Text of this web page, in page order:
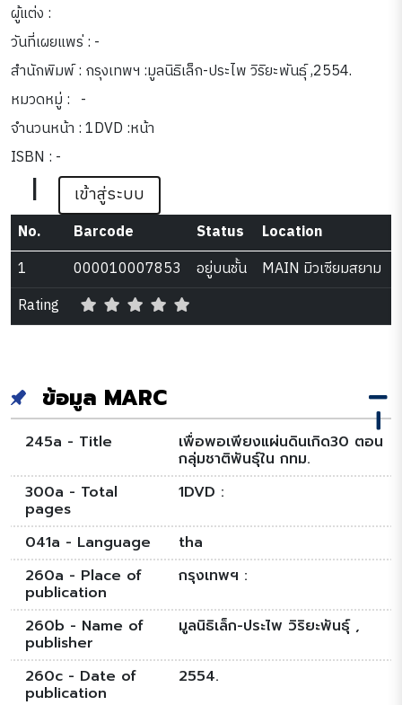
ผู้แต่ง :
วันที่เผยแพร่ : -
สำนักพิมพ์ : กรุงเทพฯ :มูลนิธิเล็ก-ประไพ วิริยะพันธุ์ ,2554.
หมวดหมู่ : -
จำนวนหน้า : 1DVD :หน้า
ISBN : -
| เข้าสู่ระบบ
No. Barcode Status
Location
1
000010007853 อยู่บนชั้น
MAIN มิวเซียมสยาม
Rating
ข้อมูล MARC
245a - Title เพื่อพอเพียงแผ่นดินเกิด30 ตอน
กลุ่มชาติพันธุ์ใน กทม.
300a - Total
pages
1DVD :
041a - Language
tha
260a - Place of
publication
กรุงเทพฯ :
260b - Name of
publisher
มูลนิธิเล็ก-ประไพ วิริยะพันธุ์ ,
260c - Date of
publication
2554.